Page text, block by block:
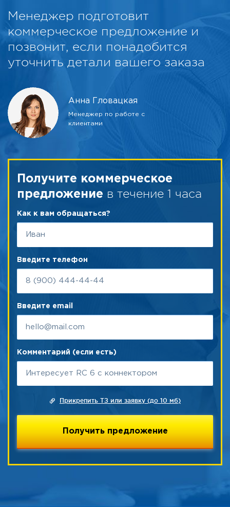
Менеджер подготовит
коммерческое предложение и
позвонит, если понадобится
уточнить детали вашего заказа
Анна Гловацкая
Менеджер по работе с
клиентами
Получите коммерческое
предложение в течение 1 часа
Как к вам обращаться?
Введите телефон
Введите email
Комментарий (если есть)
Прикрепить ТЗ или заявку (до 10 мб)